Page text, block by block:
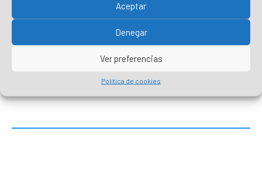
Aceptar
Denegar
Ver preferencias
Política de cookies
¡Mantente informado en nuestras
redes sociales!